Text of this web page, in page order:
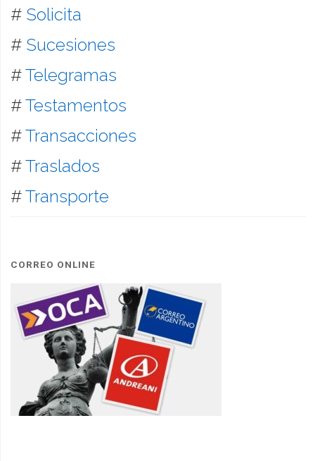
# Solicita
# Sucesiones
#Telegramas
#Testamentos
#Transacciones
#Traslados
#Transporte
CORREO ONLINE